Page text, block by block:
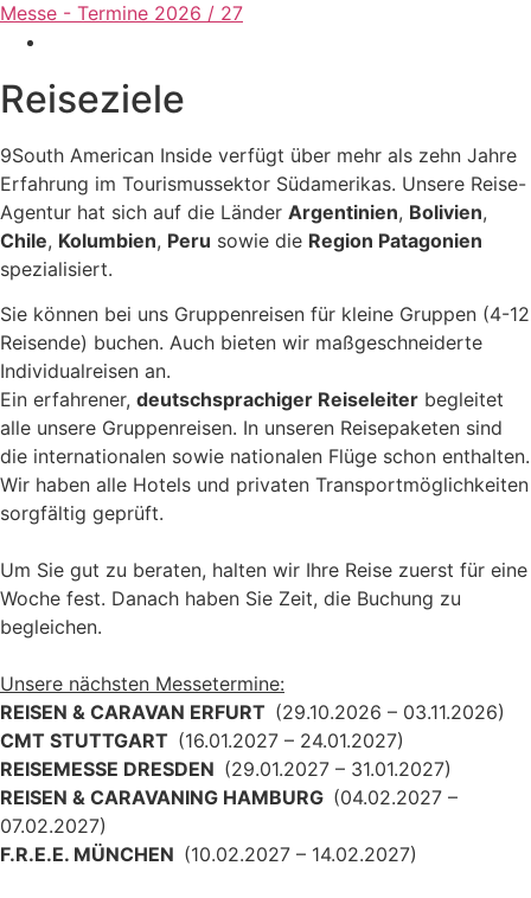
Messe - Termine 2026 / 27
Reiseziele
9South American Inside verfügt über mehr als zehn Jahre
Erfahrung im Tourismussektor Südamerikas. Unsere Reise-
Agentur hat sich auf die Länder Argentinien, Bolivien,
Chile, Kolumbien, Peru sowie die Region Patagonien
spezialisiert.
Sie können bei uns Gruppenreisen für kleine Gruppen (4-12
Reisende) buchen. Auch bieten wir maßgeschneiderte
Individualreisen an.
Ein erfahrener, deutschsprachiger Reiseleiter begleitet
alle unsere Gruppenreisen. In unseren Reisepaketen sind
die internationalen sowie nationalen Flüge schon enthalten.
Wir haben alle Hotels und privaten Transportmöglichkeiten
sorgfältig geprüft.
Um Sie gut zu beraten, halten wir Ihre Reise zuerst für eine
Woche fest. Danach haben Sie Zeit, die Buchung zu
begleichen.
Unsere nächsten Messetermine:
REISEN & CARAVAN ERFURT (29.10.2026 – 03.11.2026)
CMT STUTTGART (16.01.2027 – 24.01.2027)
REISEMESSE DRESDEN (29.01.2027 – 31.01.2027)
REISEN & CARAVANING HAMBURG (04.02.2027 –
07.02.2027)
F.R.E.E. MÜNCHEN (10.02.2027 – 14.02.2027)